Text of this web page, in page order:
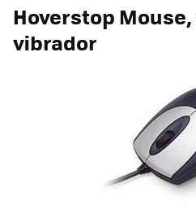
Hoverstop
vibrador